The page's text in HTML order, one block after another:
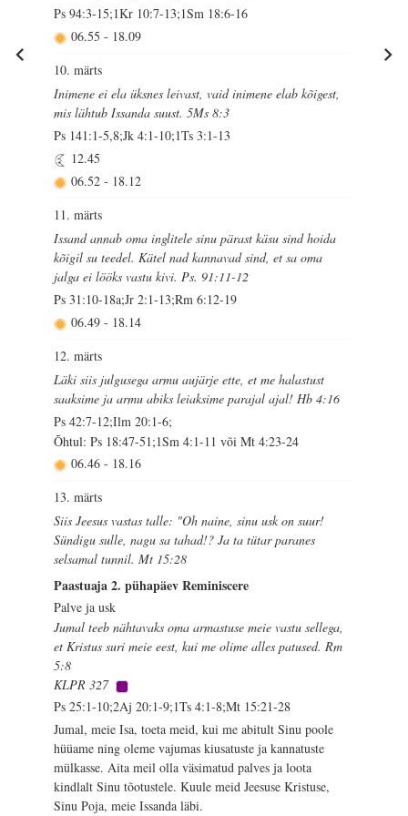
Ps 94:3-15;1Kr 10:7-13;1Sm 18:6-16
06.55 - 18.09
10. märts
Inimene ei ela üksnes leivast, vaid inimene elab kõigest,
mis lähtub Issanda suust. 5Ms 8:3
Ps 141:1-5,8;Jk 4:1-10;1Ts 3:1-13
12.45
06.52 - 18.12
11. märts
Issand annab oma inglitele sinu pärast käsu sind hoida
kõigil su teedel. Kätel nad kannavad sind, et sa oma
jalga ei lööks vastu kivi. Ps. 91:11-12
Ps 31:10-18a;Jr 2:1-13;Rm 6:12-19
06.49 - 18.14
12. märts
Läki siis julgusega armu aujärje ette, et me halastust
saaksime ja armu abiks leiaksime parajal ajal! Hb 4:16
Ps 42:7-12;Ilm 20:1-6;
Õhtul: Ps 18:47-51;1Sm 4:1-11 või Mt 4:23-24
06.46 - 18.16
13. märts
Siis Jeesus vastas talle: "Oh naine, sinu usk on suur!
Sündigu sulle, nagu sa tahad!? Ja ta tütar paranes
selsamal tunnil. Mt 15:28
Paastuaja 2. pühapäev Reminiscere
Palve ja usk
Jumal teeb nähtavaks oma armastuse meie vastu sellega,
et Kristus suri meie eest, kui me olime alles patused. Rm
5:8
KLPR 327
Ps 25:1-10;2Aj 20:1-9;1Ts 4:1-8;Mt 15:21-28
Jumal, meie Isa, toeta meid, kui me abitult Sinu poole
hüüame ning oleme vajumas kiusatuste ja kannatuste
mülkasse. Aita meil olla väsimatud palves ja loota
kindlalt Sinu tõotustele. Kuule meid Jeesuse Kristuse,
Sinu Poja, meie Issanda läbi.